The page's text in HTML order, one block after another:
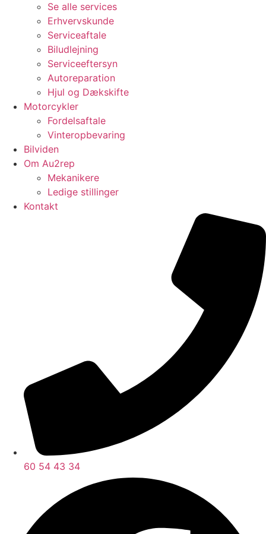
Se alle services
Erhvervskunde
Serviceaftale
Biludlejning
Serviceeftersyn
Autoreparation
Hjul og Dækskifte
Motorcykler
Fordelsaftale
Vinteropbevaring
Bilviden
Om Au2rep
Mekanikere
Ledige stillinger
Kontakt
60 54 43 34